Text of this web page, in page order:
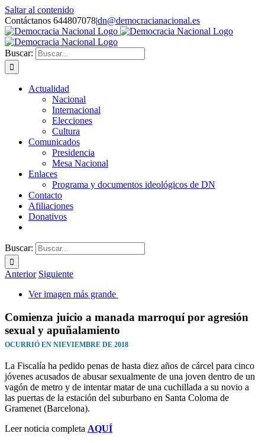
Saltar al contenido
Contáctanos 644807078|dn@democracianacional.es
Buscar:
Actualidad
Nacional
Internacional
Elecciones
Cultura
Comunicados
Presidencia
Mesa Nacional
Enlaces
Programa y documentos ideológicos de DN
Contacto
Afiliaciones
Donativos
Buscar:
Anterior Siguiente
Ver imagen más grande
Comienza juicio a manada marroquí por agresión
sexual y apuñalamiento
OCURRIÓ EN NIEVIEMBRE DE 2018
La Fiscalía ha pedido penas de hasta diez años de cárcel para cinco
jóvenes acusados de abusar sexualmente de una joven dentro de un
vagón de metro y de intentar matar de una cuchillada a su novio a
las puertas de la estación del suburbano en Santa Coloma de
Gramenet (Barcelona).
Leer noticia completa AQUÍ